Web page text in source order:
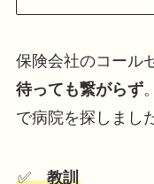
保険会社のコール
待っても繋がらず
で病院を探しまし
✅教訓